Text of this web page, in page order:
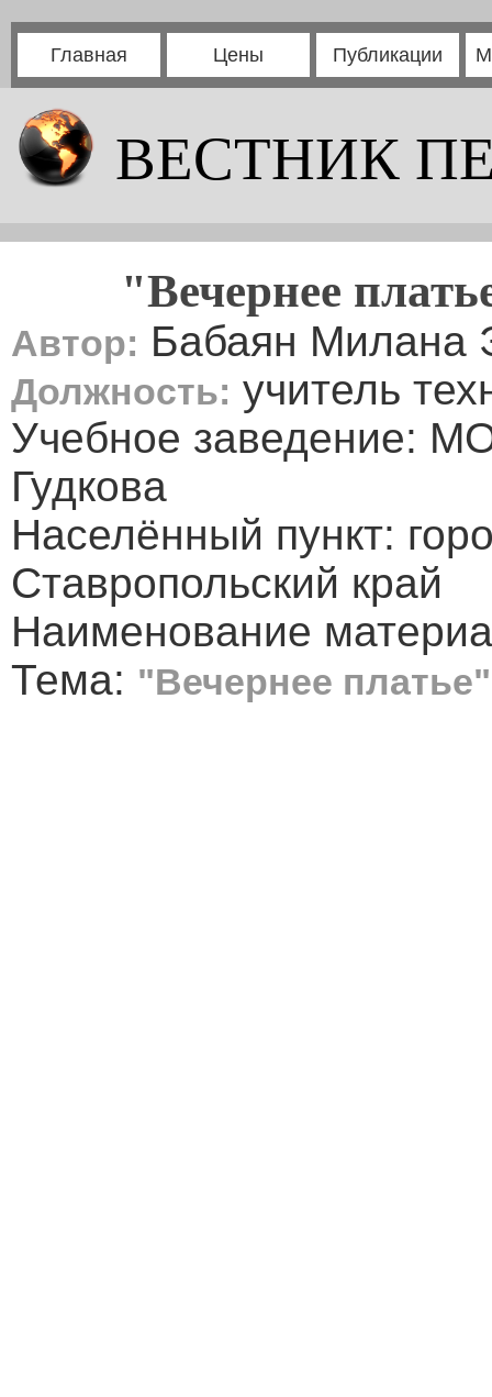
Главная Цены Публикации
ВЕСТНИК
"Вечернее
Автор: Бабаян Милана
Должность: учитель
Учебное заведение:
Гудкова
Населённый пункт:
Ставропольский край
Наименование
Тема: "Вечернее